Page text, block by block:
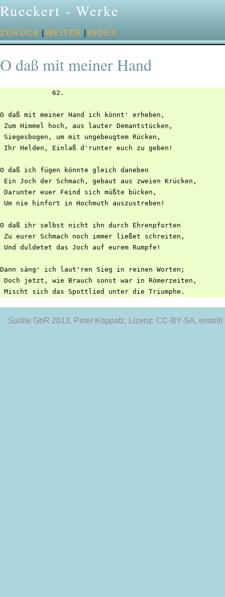
Rueckert - Werke
ZURÜCK WEITER INDEX
O daß mit meiner Hand
             62.
O daß mit meiner Hand ich könnt' erheben,
Zum Himmel hoch, aus lauter Demantstücken,
Siegesbogen, um mit ungebeugtem Rücken,
Ihr Helden, Einlaß d'runter euch zu geben!
O daß ich fügen könnte gleich daneben
Ein Joch der Schmach, gebaut aus zweien Krücken,
Darunter euer Feind sich müßte bücken,
Um nie hinfort in Hochmuth auszustreben!
O daß ihr selbst nicht ihn durch Ehrenpforten
Zu eurer Schmach noch immer ließet schreiten,
Und duldetet das Joch auf eurem Rumpfe!
Dann säng' ich laut'ren Sieg in reinen Worten;
Doch jetzt, wie Brauch sonst war in Römerzeiten,
Sudile GbR 2013, Peter Koppatz, Lizenz: CC-BY-SA,